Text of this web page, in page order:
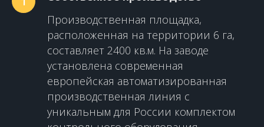
Производственная площадка,
расположенная на территории 6 га,
составляет 2400 кв.м. На заводе
установлена современная
европейская автоматизированная
производственная линия с
уникальным для России комплектом